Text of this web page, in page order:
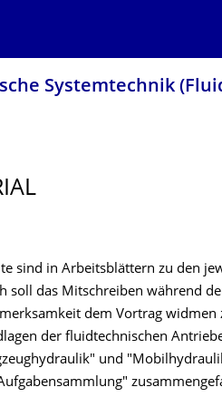
Systemtechnik
sind in Arbeitsblättern zu den
soll das Mitschreiben während
dem Vortrag widmen
der fluidtechnischen
und